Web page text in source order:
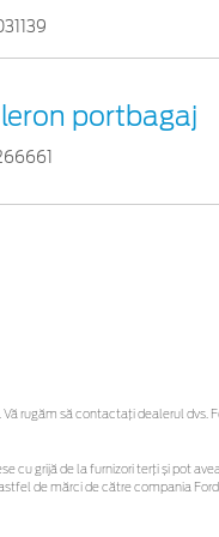
portbagaj
rugăm să contactaţi dealerul
cu grijă de la furnizori terți și pot
de mărci de către compania